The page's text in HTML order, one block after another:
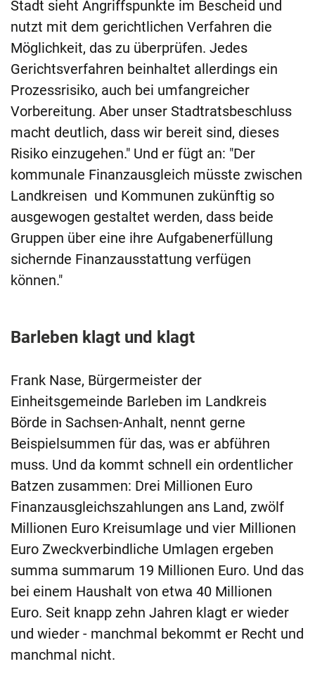
Stadt sieht Angriffspunkte im Bescheid und
nutzt mit dem gerichtlichen Verfahren die
Möglichkeit, das zu überprüfen. Jedes
Gerichtsverfahren beinhaltet allerdings ein
Prozessrisiko, auch bei umfangreicher
Vorbereitung. Aber unser Stadtratsbeschluss
macht deutlich, dass wir bereit sind, dieses
Risiko einzugehen." Und er fügt an: "Der
kommunale Finanzausgleich müsste zwischen
Landkreisen und Kommunen zukünftig so
ausgewogen gestaltet werden, dass beide
Gruppen über eine ihre Aufgabenerfüllung
sichernde Finanzausstattung verfügen
können."
Barleben klagt und klagt
Frank Nase, Bürgermeister der
Einheitsgemeinde Barleben im Landkreis
Börde in Sachsen-Anhalt, nennt gerne
Beispielsummen für das, was er abführen
muss. Und da kommt schnell ein ordentlicher
Batzen zusammen: Drei Millionen Euro
Finanzausgleichszahlungen ans Land, zwölf
Millionen Euro Kreisumlage und vier Millionen
Euro Zweckverbindliche Umlagen ergeben
summa summarum 19 Millionen Euro. Und das
bei einem Haushalt von etwa 40 Millionen
Euro. Seit knapp zehn Jahren klagt er wieder
und wieder - manchmal bekommt er Recht und
manchmal nicht.